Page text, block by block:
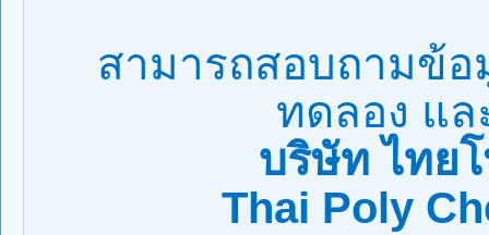
สามารถสอบถามข้
ทดลอง แ
บริษัท ไทย
Thai Poly